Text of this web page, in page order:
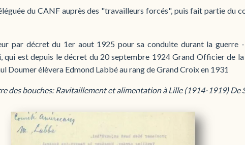
du CANF auprès des "travailleurs forcés", puis fait partie du
par décret du 1er aout 1925 pour sa conduite durant la guerre
qui est depuis le décret du 20 septembre 1924 Grand Officier de
Doumer élèvera Edmond Labbé au rang de Grand Croix en 1931
des bouches: Ravitaillement et alimentation à Lille (1914-1919) De